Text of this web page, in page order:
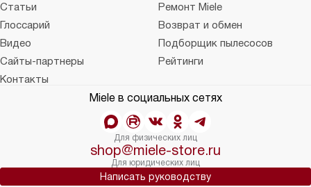
Статьи
Ремонт Miele
Глоссарий
Возврат и обмен
Видео
Подборщик пылесосов
Сайты-партнеры
Рейтинги
Контакты
Miele в социальных сетях
Для физических лиц
shop@miele-store.ru
Для юридических лиц
Написать руководству